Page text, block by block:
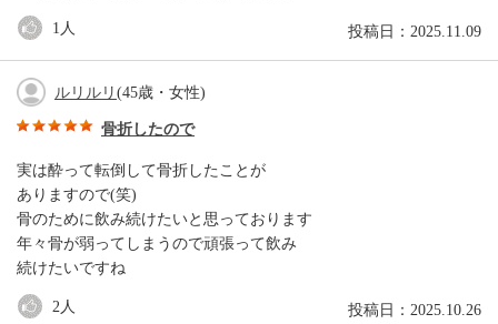
投稿日：2025.11.09
1 人
ルリルリ (45歳・女性)
骨折したので
実は酔って転倒して骨折したことが
ありますので(笑)
骨のために飲み続けたいと思っております
年々骨が弱ってしまうので頑張って飲み
続けたいですね
投稿日：2025.10.26
2人